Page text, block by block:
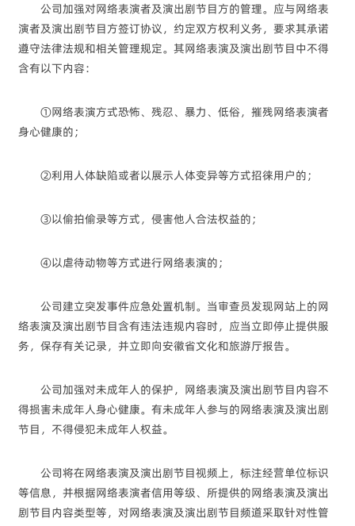
公司加强对网络表演者及演出剧节目方的管理。应与网络表
演者及演出剧节目方签订协议，约定双方权利义务，要求其承诺
遵守法律法规和相关管理规定。其网络表演及演出剧节目中不得
含有以下内容：
①网络表演方式恐怖、残忍、暴力、低俗，摧残网络表演者
身心健康的；
②利用人体缺陷或者以展示人体变异等方式招徕用户的；
③以偷拍偷录等方式，侵害他人合法权益的；
④以虐待动物等方式进行网络表演的；
公司建立突发事件应急处置机制。当审查员发现网站上的网
络表演及演出剧节目含有违法违规内容时，应当立即停止提供服
务，保存有关记录，并立即向安徽省文化和旅游厅报告。
公司加强对未成年人的保护，网络表演及演出剧节目内容不
得损害未成年人身心健康。有未成年人参与的网络表演及演出剧
节目，不得侵犯未成年人权益。
公司将在网络表演及演出剧节目视频上，标注经营单位标识
等信息，并根据网络表演者信用等级、所提供的网络表演及演出
剧节目内容类型等，对网络表演及演出剧节目频道采取针对性管